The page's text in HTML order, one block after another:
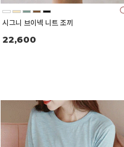
시그니 브이넥 니트 조끼
22,600